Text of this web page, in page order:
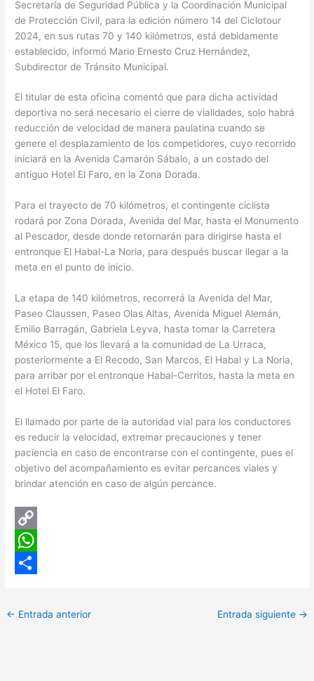
Secretaría de Seguridad Pública y la Coordinación Municipal
de Protección Civil, para la edición número 14 del Ciclotour
2024, en sus rutas 70 y 140 kilómetros, está debidamente
establecido, informó Mario Ernesto Cruz Hernández,
Subdirector de Tránsito Municipal.
El titular de esta oficina comentó que para dicha actividad
deportiva no será necesario el cierre de vialidades, solo habrá
reducción de velocidad de manera paulatina cuando se
genere el desplazamiento de los competidores, cuyo recorrido
iniciará en la Avenida Camarón Sábalo, a un costado del
antiguo Hotel El Faro, en la Zona Dorada.
Para el trayecto de 70 kilómetros, el contingente ciclista
rodará por Zona Dorada, Avenida del Mar, hasta el Monumento
al Pescador, desde donde retornarán para dirigirse hasta el
entronque El Habal-La Noria, para después buscar llegar a la
meta en el punto de inicio.
La etapa de 140 kilómetros, recorrerá la Avenida del Mar,
Paseo Claussen, Paseo Olas Altas, Avenida Miguel Alemán,
Emilio Barragán, Gabriela Leyva, hasta tomar la Carretera
México 15, que los llevará a la comunidad de La Urraca,
posteriormente a El Recodo, San Marcos, El Habal y La Noria,
para arribar por el entronque Habal-Cerritos, hasta la meta en
el Hotel El Faro.
El llamado por parte de la autoridad vial para los conductores
es reducir la velocidad, extremar precauciones y tener
paciencia en caso de encontrarse con el contingente, pues el
objetivo del acompañamiento es evitar percances viales y
brindar atención en caso de algún percance.
C
oW
← Entrada anterior Entrada siguiente →